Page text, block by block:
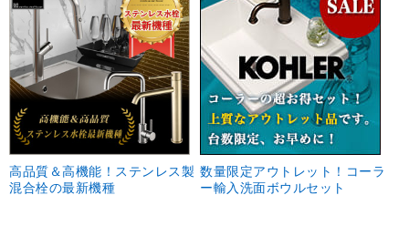
高品質＆高機能！ステンレス製
混合栓の最新機種
数量限定アウトレット！コーラ
ー輸入洗面ボウルセット